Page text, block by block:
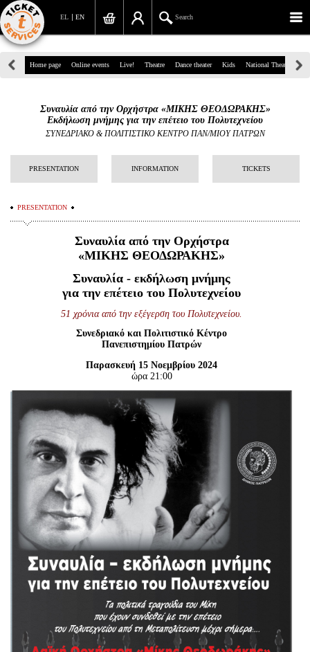
EN
EL Search
39, Panepistimiou Str, Athens
info@ticketservices.gr
Sign up/Sign in
Personal Data
Information
Είσοδος διαχειριστή
Home page Online events Live! Theatre Dance theater Kids National Theatre
Συναυλία από την Ορχήστρα «ΜΙΚΗΣ ΘΕΟΔΩΡΑΚΗΣ»
Εκδήλωση μνήμης για την επέτειο του Πολυτεχνείου
ΣΥΝΕΔΡΙΑΚΟ & ΠΟΛΙΤΙΣΤΙΚΟ ΚΕΝΤΡΟ ΠΑΝ/ΜΙΟΥ ΠΑΤΡΩΝ
PRESENTATION INFORMATION TICKETS
PRESENTATION
Συναυλία από την Ορχήστρα
«ΜΙΚΗΣ ΘΕΟΔΩΡΑΚΗΣ»
Συναυλία - εκδήλωση μνήμης
για την επέτειο του Πολυτεχνείου
51 χρόνια από την εξέγερση του Πολυτεχνείου.
Συνεδριακό και Πολιτιστικό Κέντρο
Πανεπιστημίου Πατρών
Παρασκευή 15 Νοεμβρίου 2024
ώρα 21:00